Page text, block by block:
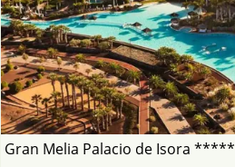
Gran Melia Palacio de Isora *****